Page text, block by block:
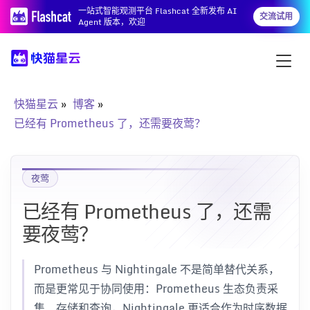
一站式智能观测平台 Flashcat 全新发布 AI
Agent 版本，欢迎
交流试用
快猫星云
博客
已经有 Prometheus 了，还需要夜莺？
夜莺
已经有 Prometheus 了，还需
要夜莺？
Prometheus 与 Nightingale 不是简单替代关系，
而是更常见于协同使用：Prometheus 生态负责采